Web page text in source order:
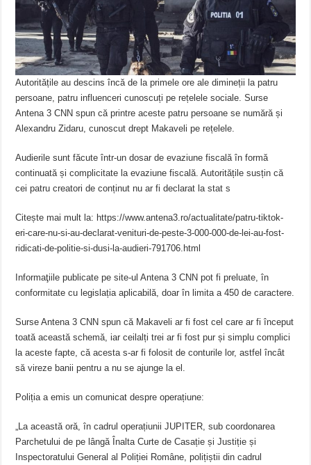
Autoritățile au descins încă de la primele ore ale dimineții la patru
persoane, patru influenceri cunoscuți pe rețelele sociale. Surse
Antena 3 CNN spun că printre aceste patru persoane se numără și
Alexandru Zidaru, cunoscut drept Makaveli pe rețelele.
Audierile sunt făcute într-un dosar de evaziune fiscală în formă
continuată și complicitate la evaziune fiscală. Autoritățile susțin că
cei patru creatori de conținut nu ar fi declarat la stat s
Citește mai mult la: https://www.antena3.ro/actualitate/patru-tiktok-
eri-care-nu-si-au-declarat-venituri-de-peste-3-000-000-de-lei-au-fost-
ridicati-de-politie-si-dusi-la-audieri-791706.html
Informaţiile publicate pe site-ul Antena 3 CNN pot fi preluate, în
conformitate cu legislația aplicabilă, doar în limita a 450 de caractere.
Surse Antena 3 CNN spun că Makaveli ar fi fost cel care ar fi început
toată această schemă, iar ceilalți trei ar fi fost pur și simplu complici
la aceste fapte, că acesta s-ar fi folosit de conturile lor, astfel încât
să vireze banii pentru a nu se ajunge la el.
Poliția a emis un comunicat despre operațiune:
„La această oră, în cadrul operațiunii JUPITER, sub coordonarea
Parchetului de pe lângă Înalta Curte de Casație și Justiție și
Inspectoratului General al Poliției Române, polițiștii din cadrul